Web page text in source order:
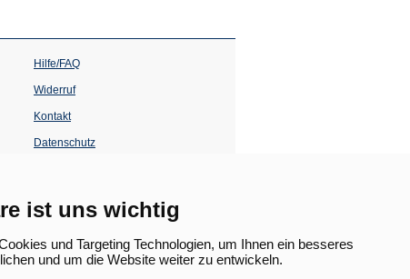
ist uns wichtig
und Targeting Technologien, um Ihnen ein besseres
und um die Website weiter zu entwickeln.
Tab)
Hilfe/FAQ
Widerruf
Kontakt
Datenschutz
einem
neuen